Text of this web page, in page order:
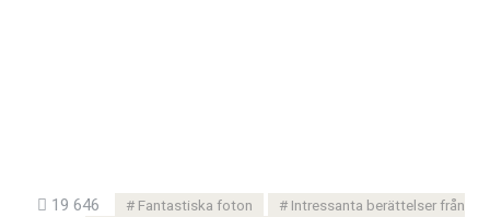
19 646 Fantastiska foton
Intressanta berättelser från